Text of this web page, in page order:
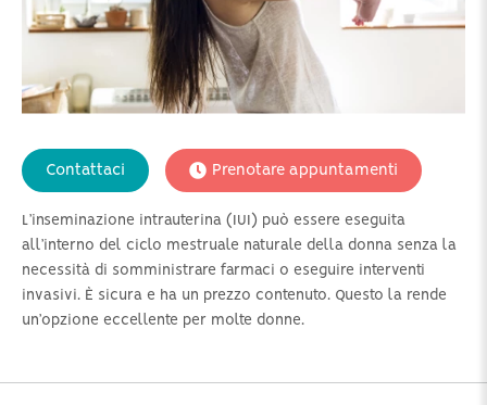
L’inseminazione intrauterina (IUI) può essere eseguita
all’interno del ciclo mestruale naturale della donna senza la
necessità di somministrare farmaci o eseguire interventi
invasivi. È sicura e ha un prezzo contenuto. Questo la rende
un’opzione eccellente per molte donne.
Contattaci Prenotare appuntamenti